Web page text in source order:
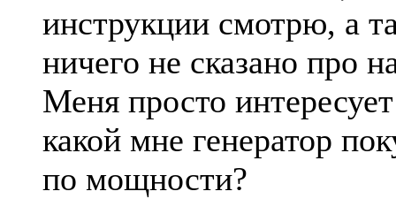
инструкции смотрю, а
ничего не сказано про
Меня просто
какой мне генератор
по мощности?